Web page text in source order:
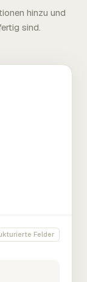
hinzu und
sind.
Felder